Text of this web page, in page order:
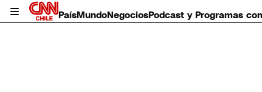
PaísMundoNegociosPodcast y Programas